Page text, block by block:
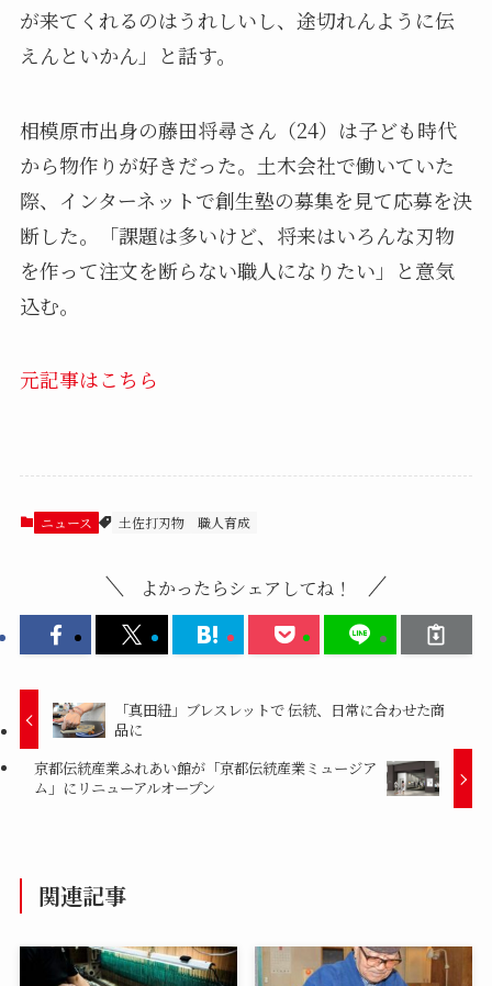
が来てくれるのはうれしいし、途切れんように伝
えんといかん」と話す。
相模原市出身の藤田将尋さん（24）は子ども時代
から物作りが好きだった。土木会社で働いていた
際、インターネットで創生塾の募集を見て応募を決
断した。「課題は多いけど、将来はいろんな刃物
を作って注文を断らない職人になりたい」と意気
込む。
元記事はこちら
ニュース 土佐打刃物 職人育成
よかったらシェアしてね！
「真田紐」ブレスレットで 伝統、日常に合わせた商
品に
京都伝統産業ふれあい館が「京都伝統産業ミュージア
ム」にリニューアルオープン
関連記事